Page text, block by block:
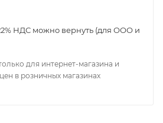
НДС можно вернуть (для ООО и
для интернет-магазина и
в розничных магазинах